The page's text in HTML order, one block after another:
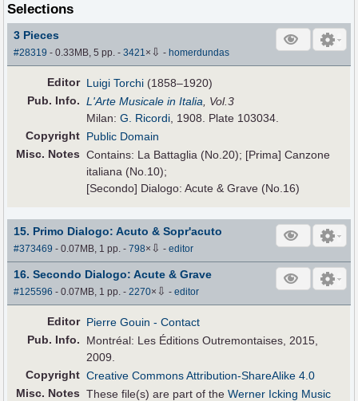
Selections
3 Pieces
#28319 - 0.33MB, 5 pp.-3421× ⇩ - homerdundas
Editor Luigi Torchi (1858–1920)
Pub. Info. L'Arte Musicale in Italia, Vol.3
Milan:G. Ricordi, 1908. Plate 103034.
Copyright Public Domain
Misc. Notes Contains: La Battaglia (No.20); [Prima] Canzone
italiana (No.10);
[Secondo] Dialogo: Acute & Grave (No.16)
15. Primo Dialogo: Acuto & Sopr'acuto
#373469 - 0.07MB, 1 pp.-798× ⇩ -editor
16. Secondo Dialogo: Acute & Grave
#125596 - 0.07MB, 1 pp.-2270× ⇩ -editor
Editor Pierre Gouin - Contact
Pub. Info.
Montréal: Les Éditions Outremontaises, 2015,
2009.
Copyright Creative Commons Attribution-ShareAlike 4.0
Misc. Notes These file(s) are part of theWerner Icking Music